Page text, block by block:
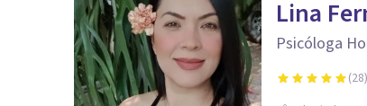
Lina
Psicóloga
(28)